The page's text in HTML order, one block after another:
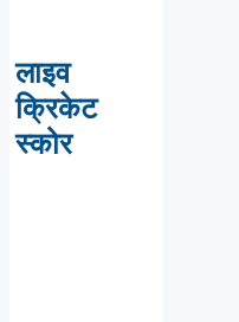
लाइव
क्रिकेट
स्कोर